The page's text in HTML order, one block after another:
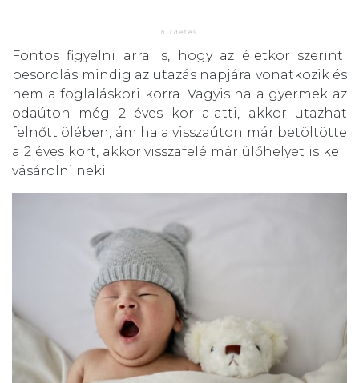
Fontos figyelni arra is, hogy az életkor szerinti
besorolás mindig az utazás napjára vonatkozik és
nem a foglaláskori korra. Vagyis ha a gyermek az
odaúton még 2 éves kor alatti, akkor utazhat
felnőtt ölében, ám ha a visszaúton már betöltötte
a 2 éves kort, akkor visszafelé már ülőhelyet is kell
vásárolni neki.